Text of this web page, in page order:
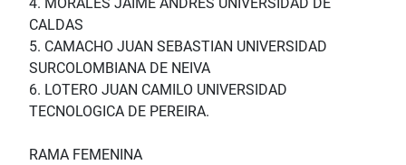
CALDAS
5. CAMACHO JUAN SEBASTIAN UNIVERSIDAD
SURCOLOMBIANA DE NEIVA
6. LOTERO JUAN CAMILO UNIVERSIDAD
TECNOLOGICA DE PEREIRA.
RAMA FEMENINA